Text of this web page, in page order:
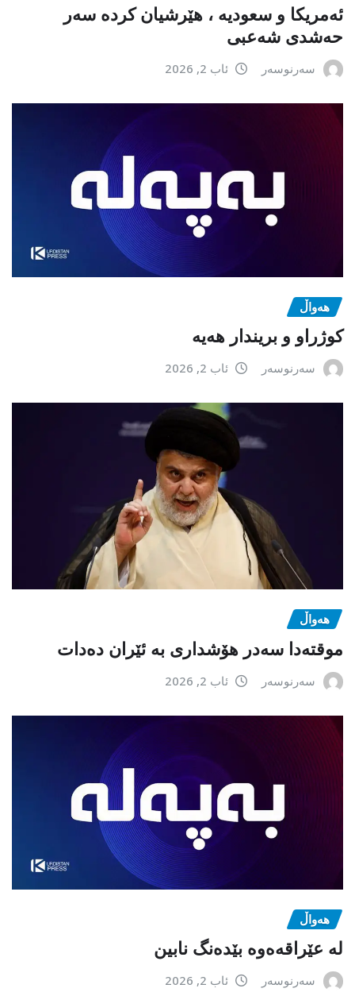
ئەمریکا و سعودیە ، هێرشیان کردە سەر
حەشدی شەعبی
سەرنوسەر ئاب 2, 2026
هەواڵ
كوژراو و بریندار هەیە
سەرنوسەر ئاب 2, 2026
هەواڵ
موقتەدا سەدر هۆشداری بە ئێران دەدات
سەرنوسەر ئاب 2, 2026
هەواڵ
لە عێراقەەوە بێدەنگ نابین
سەرنوسەر ئاب 2, 2026